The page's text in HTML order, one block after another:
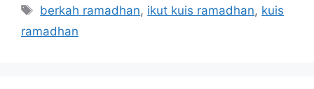
berkah ramadhan, ikut kuis ramadhan, kuis
ramadhan